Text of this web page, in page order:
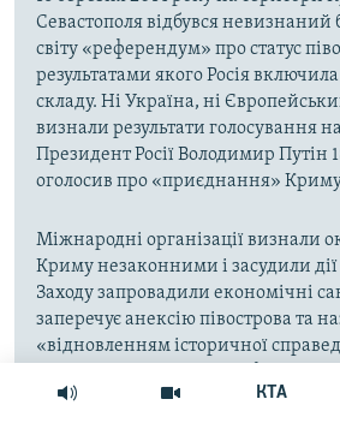
КТА
Севастополя відбувся невизнаний
світу «референдум» про статус
результатами якого Росія
складу. Ні Україна, ні
визнали результати голосування
Президент Росії Володимир Путін
оголосив про «приєднання» Криму
Міжнародні організації визнали
Криму незаконними і засудили дії
Заходу запровадили економічні
заперечує анексію півострова та
«відновленням історичної
початку тимчасової окупації